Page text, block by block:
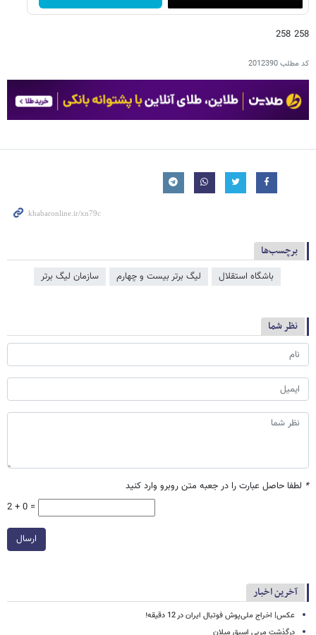
258 258
کد مطلب2012390
برچسب‌ها
باشگاه استقلال لیگ برتر بیست و چهارم سازمان لیگ برتر
نظر شما
* لطفا حاصل عبارت را در جعبه متن روبرو وارد کنید
2 + 0 =
ارسال
آخرین اخبار
عکس| اخراج ملی‌پوش فوتبال ایران در 12 دقیقه!